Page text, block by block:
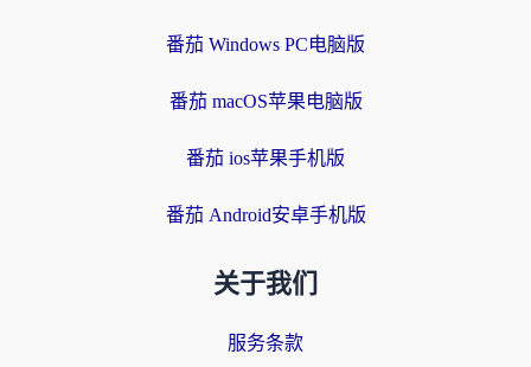
番茄 Windows PC电脑版
番茄 macOS苹果电脑版
番茄 ios苹果手机版
番茄 Android安卓手机版
关于我们
服务条款